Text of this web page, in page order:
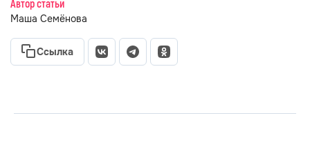
Автор статьи
Маша Семёнова
Ссылка